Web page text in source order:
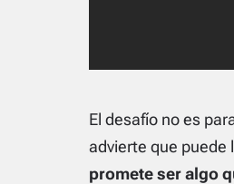
El desafío no es
advierte que puede
promete ser algo